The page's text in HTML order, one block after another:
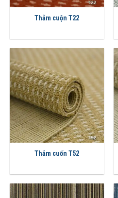
Thảm cuộn T22
Thảm cuốn T52